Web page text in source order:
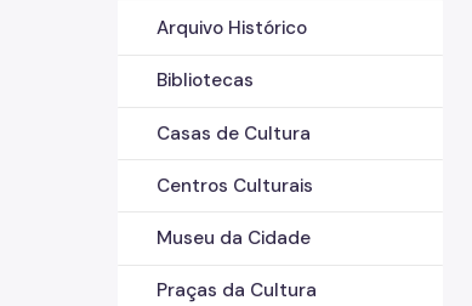
Arquivo Histórico
Bibliotecas
Casas de Cultura
Centros Culturais
Museu da Cidade
Praças da Cultura